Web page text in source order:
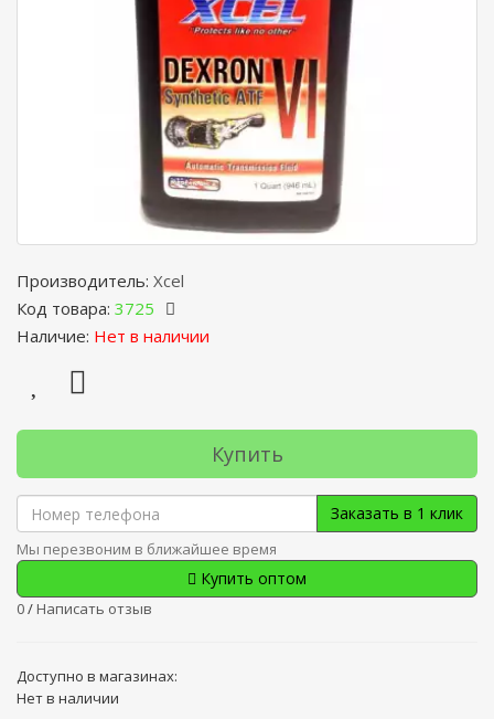
Производитель: Xcel
Код товара: 3725
Наличие: Нет в наличии
Купить
Заказать в 1 клик
Мы перезвоним в ближайшее время
Купить оптом
0/ Написать отзыв
Доступно в магазинах:
Нет в наличии